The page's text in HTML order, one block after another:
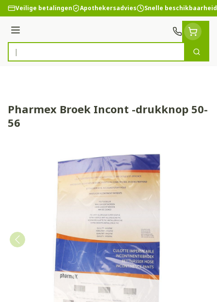
Ga naar de inhoud
Veilige betalingen Apothekersadvies Snelle beschikbaarheid
Menu
Product, merk, categorie...
Zoek
Pharmex Broek Incont -drukknop 50-
56